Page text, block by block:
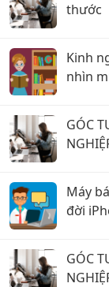
thước
Kinh
nhìn
GÓC
Máy
đời
GÓC